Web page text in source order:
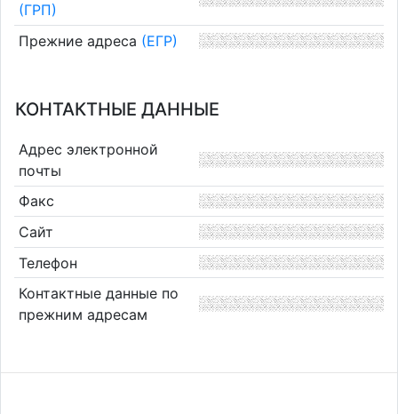
(ГРП)
Прежние адреса (ЕГР)
КОНТАКТНЫЕ ДАННЫЕ
Адрес электронной
почты
Факс
Сайт
Телефон
Контактные данные по
прежним адресам